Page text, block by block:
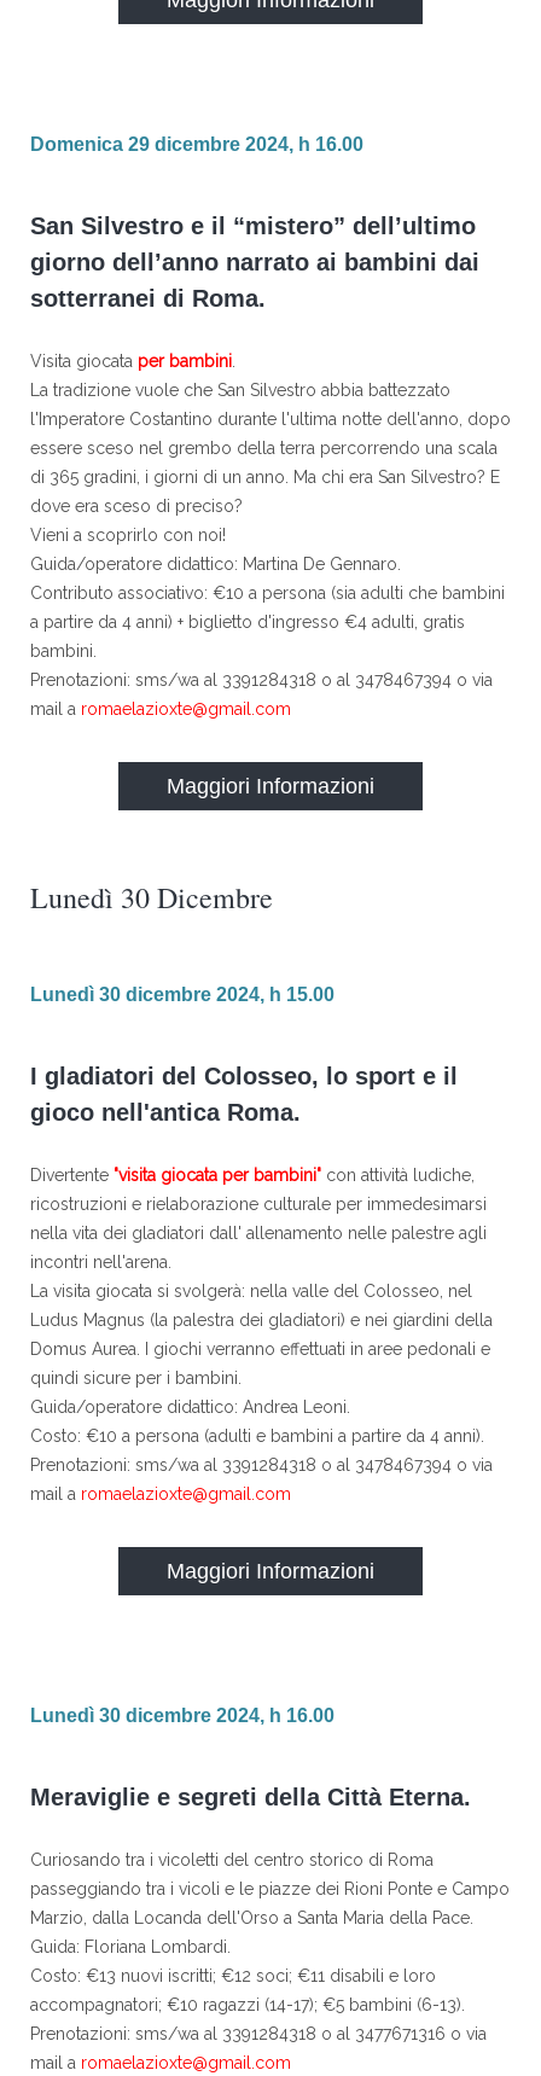
Domenica 29 dicembre 2024, h 16.00
San Silvestro e il “mistero” dell’ultimo
giorno dell’anno narrato ai bambini dai
sotterranei di Roma.
Visita giocata per bambini.
La tradizione vuole che San Silvestro abbia battezzato
l'Imperatore Costantino durante l'ultima notte dell'anno, dopo
essere sceso nel grembo della terra percorrendo una scala
di 365 gradini, i giorni di un anno. Ma chi era San Silvestro? E
dove era sceso di preciso?
Vieni a scoprirlo con noi!
Guida/operatore didattico: Martina De Gennaro.
Contributo associativo: €10 a persona (sia adulti che bambini
a partire da 4 anni) + biglietto d'ingresso €4 adulti, gratis
bambini.
Prenotazioni: sms/wa al 3391284318 o al 3478467394 o via
mail a romaelazioxte@gmail.com
Maggiori Informazioni
Lunedì 30 Dicembre
Lunedì 30 dicembre 2024, h 15.00
I gladiatori del Colosseo, lo sport e il
gioco nell'antica Roma.
Divertente "visita giocata per bambini" con attività ludiche,
ricostruzioni e rielaborazione culturale per immedesimarsi
nella vita dei gladiatori dall' allenamento nelle palestre agli
incontri nell'arena.
La visita giocata si svolgerà: nella valle del Colosseo, nel
Ludus Magnus (la palestra dei gladiatori) e nei giardini della
Domus Aurea. I giochi verranno effettuati in aree pedonali e
quindi sicure per i bambini.
Guida/operatore didattico: Andrea Leoni.
Costo: €10 a persona (adulti e bambini a partire da 4 anni).
Prenotazioni: sms/wa al 3391284318 o al 3478467394 o via
mail a romaelazioxte@gmail.com
Maggiori Informazioni
Lunedì 30 dicembre 2024, h 16.00
Meraviglie e segreti della Città Eterna.
Curiosando tra i vicoletti del centro storico di Roma
passeggiando tra i vicoli e le piazze dei Rioni Ponte e Campo
Marzio, dalla Locanda dell'Orso a Santa Maria della Pace.
Guida: Floriana Lombardi.
Costo: €13 nuovi iscritti; €12 soci; €11 disabili e loro
accompagnatori; €10 ragazzi (14-17); €5 bambini (6-13).
Prenotazioni: sms/wa al 3391284318 o al 3477671316 o via
mail a romaelazioxte@gmail.com